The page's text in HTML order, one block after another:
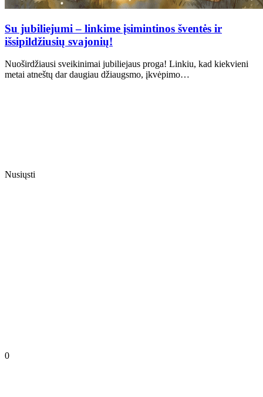
Su jubiliejumi – linkime įsimintinos šventės ir
išsipildžiusių svajonių!
Nuoširdžiausi sveikinimai jubiliejaus proga! Linkiu, kad kiekvieni
metai atneštų dar daugiau džiaugsmo, įkvėpimo…
Nusiųsti
0